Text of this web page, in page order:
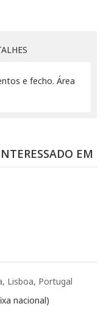
e fecho. Área
EM
Lisboa, Portugal
nacional)